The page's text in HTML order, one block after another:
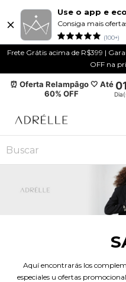
Use o app e
Consiga mais
(100+)
Frete Grátis acima de R$399 |
OFF na
⏰ Oferta Relampâgo 🤍 Até
60% OFF
01
Aquí encontrarás los
especiales u ofertas